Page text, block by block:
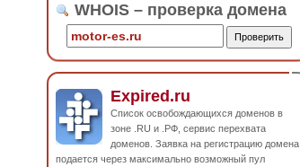
WHOIS – проверка домена
Expired.ru
Список освобождающихся доменов в
зоне .RU и .РФ, сервис перехвата
доменов. Заявка на регистрацию домена
подается через максимально возможный пул